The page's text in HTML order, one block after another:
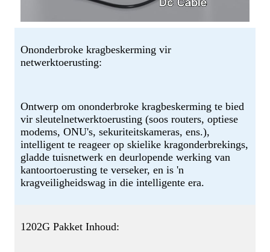
Ononderbroke kragbeskerming vir
netwerktoerusting:
Ontwerp om ononderbroke kragbeskerming te bied
vir sleutelnetwerktoerusting (soos routers, optiese
modems, ONU's, sekuriteitskameras, ens.),
intelligent te reageer op skielike kragonderbrekings,
gladde tuisnetwerk en deurlopende werking van
kantoortoerusting te verseker, en is 'n
kragveiligheidswag in die intelligente era.
1202G Pakket Inhoud: